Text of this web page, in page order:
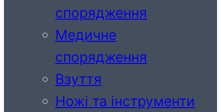
спорядження
Медичне
спорядження
Взуття
Ножі та інструменти